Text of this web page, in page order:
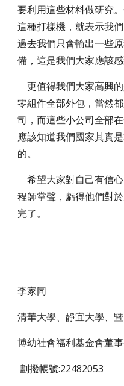
要利用這些材料做研究
這種打樣機，就表示我
過去我們只會輸出一些
備，這是我們大家應該感
更值得我們大家高興
零組件全部外包，當然
司，而這些小公司全部
應該知道我們國家其實
的。
希望大家對自己有信
程師掌聲，虧得他們對
完了。
李家同
清華大學、靜宜大學、
博幼社會福利基金會董
劃撥帳號:22482053